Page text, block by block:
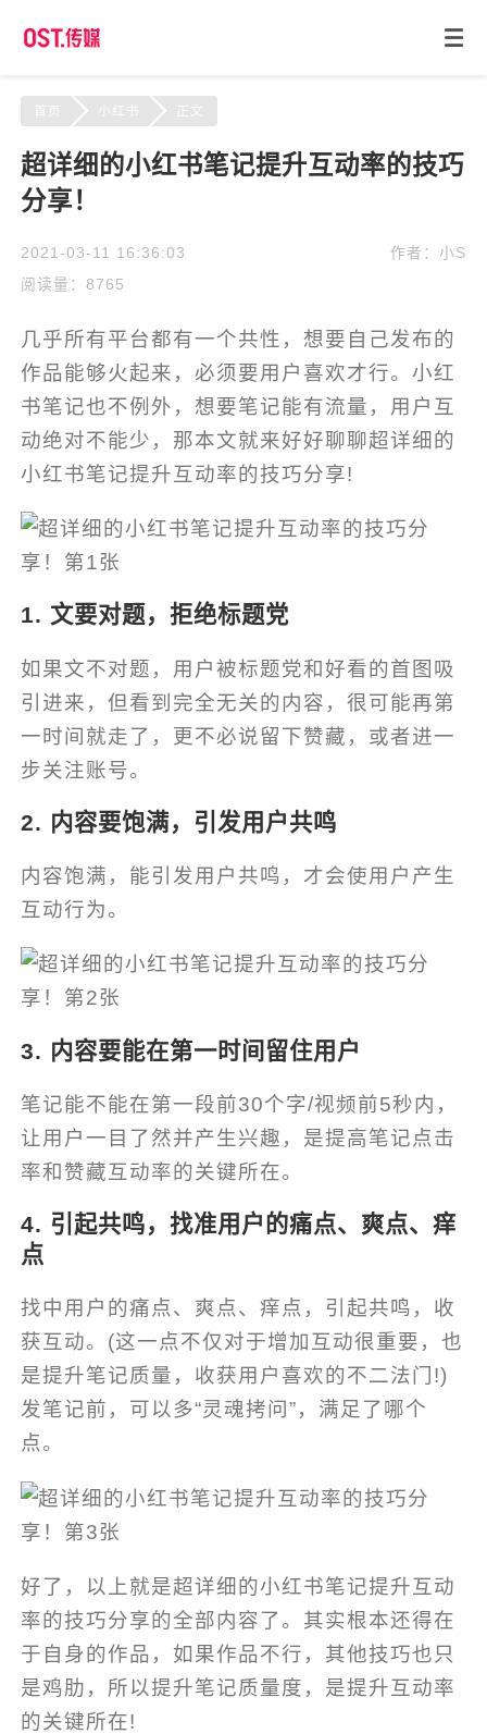
首页 正文
超详细的小红书笔记提升互动率的技巧
分享！
2021-03-11 16:36:03
阅读量：8765
作者：小S
几乎所有平台都有一个共性，想要自己发布的
作品能够火起来，必须要用户喜欢才行。小红
书笔记也不例外，想要笔记能有流量，用户互
动绝对不能少，那本文就来好好聊聊超详细的
小红书笔记提升互动率的技巧分享!
1. 文要对题，拒绝标题党
如果文不对题，用户被标题党和好看的首图吸
引进来，但看到完全无关的内容，很可能再第
一时间就走了，更不必说留下赞藏，或者进一
步关注账号。
2. 内容要饱满，引发用户共鸣
内容饱满，能引发用户共鸣，才会使用户产生
互动行为。
3. 内容要能在第一时间留住用户
笔记能不能在第一段前30个字/视频前5秒内，
让用户一目了然并产生兴趣，是提高笔记点击
率和赞藏互动率的关键所在。
4. 引起共鸣，找准用户的痛点、爽点、痒
点
找中用户的痛点、爽点、痒点，引起共鸣，收
获互动。(这一点不仅对于增加互动很重要，也
是提升笔记质量，收获用户喜欢的不二法门!)
发笔记前，可以多“灵魂拷问”，满足了哪个
点。
好了，以上就是超详细的小红书笔记提升互动
率的技巧分享的全部内容了。其实根本还得在
于自身的作品，如果作品不行，其他技巧也只
是鸡肋，所以提升笔记质量度，是提升互动率
的关键所在!